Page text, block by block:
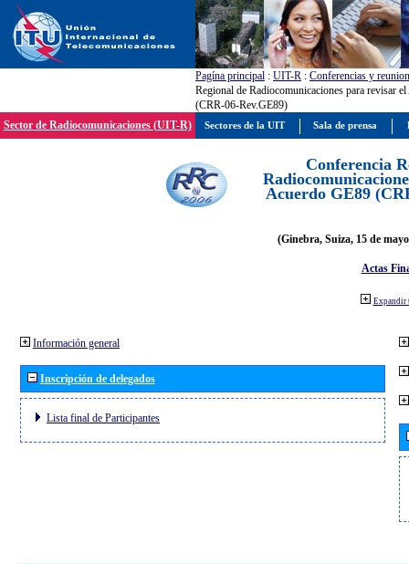
Pagína principal : UIT-R : Conferencias y
Regional de Radiocomunicaciones para revisar
(CRR-06-Rev.GE89)
Sector de Radiocomunicaciones (UIT-R)
Conferencia
Acuerdo GE89
(Ginebra, Suiza, 15 de
Actas
Expandir
Información general
Inscripción de delegados
Lista final de Participantes
Sectores de la UIT Sala de prensa